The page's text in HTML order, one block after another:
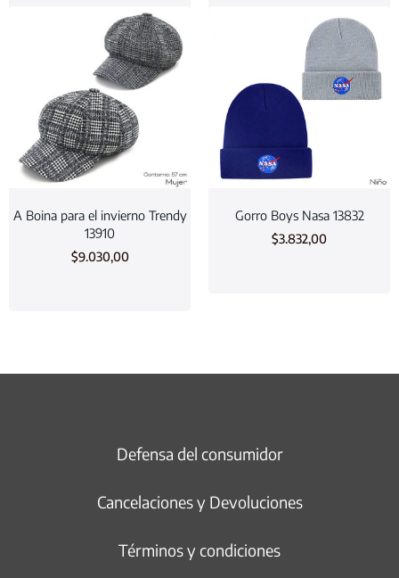
A Boina para el invierno Trendy
13910
$9.030,00
Gorro Boys Nasa 13832
$3.832,00
Defensa del consumidor
Cancelaciones y Devoluciones
Términos y condiciones